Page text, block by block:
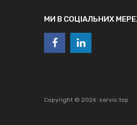
МИ В СОЦІАЛЬНИХ
Copyright © 2026 servic.top